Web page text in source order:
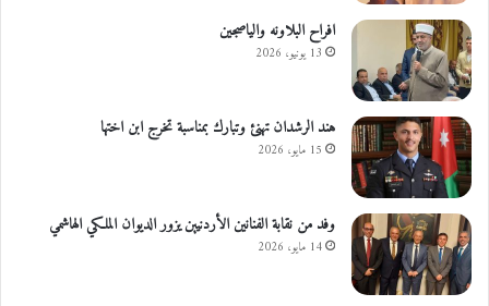
افراح البلاونه والياصجين
13 يونيو، 2026
هند الرشدان تهنئ وتبارك بمناسبة تخرج ابن اختها
15 مايو، 2026
وفد من نقابة الفنانين الأردنيين يزور الديوان الملكي الهاشمي
14 مايو، 2026